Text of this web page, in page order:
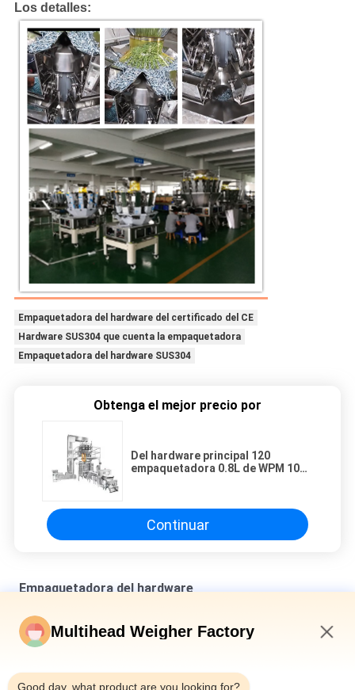
Los detalles:
Empaquetadora del hardware del certificado del CE
Hardware SUS304 que cuenta la empaquetadora
Empaquetadora del hardware SUS304
Obtenga el mejor precio por
Del hardware principal 120
empaquetadora 0.8L de WPM 10
Continuar
Empaquetadora del hardware
Balanza de la combinación de Multihead del SUS 304 para los
productos a granel
Multihead Weigher Factory
Good day, what product are you looking for?